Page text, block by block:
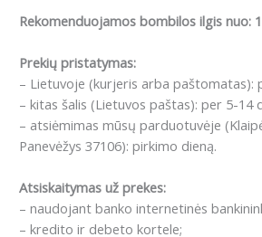
Rekomenduojamos bombilos ilgis nuo:
Prekių pristatymas:
– Lietuvoje (kurjeris arba paštomatas):
– kitas šalis (Lietuvos paštas): per 5-14
– atsiėmimas mūsų parduotuvėje
Panevėžys 37106): pirkimo dieną.
Atsiskaitymas už prekes:
– naudojant banko internetinės
– kredito ir debeto kortele;